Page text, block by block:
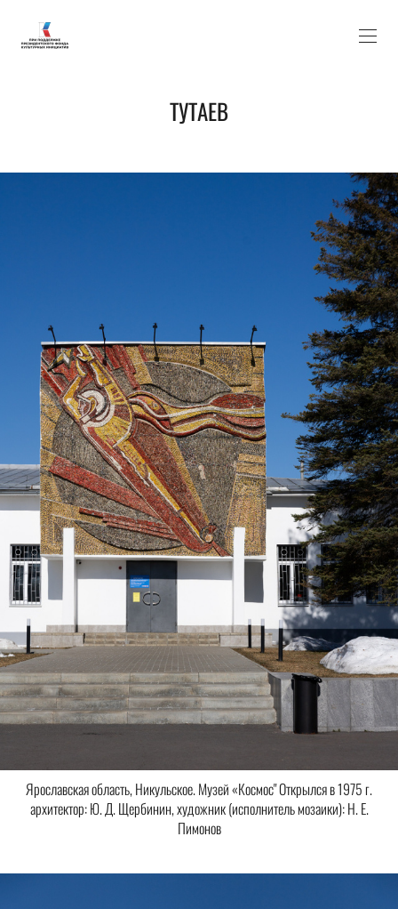
ТУТАЕВ
Ярославская область, Никульское. Музей «Космос" Открылся в 1975 г.
архитектор: Ю. Д. Щербинин, художник (исполнитель мозаики): Н. Е.
Пимонов